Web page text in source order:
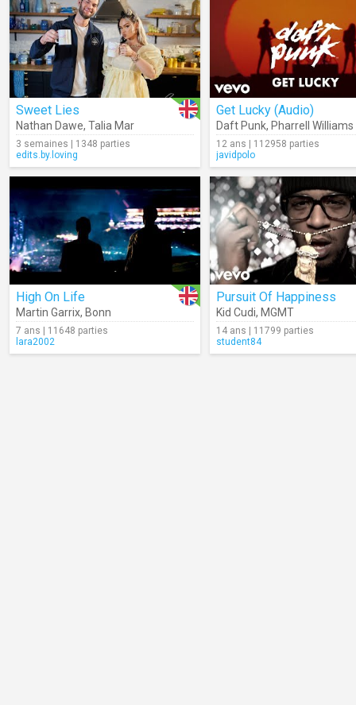
Sweet Lies
Nathan Dawe, Talia Mar
3 semaines | 1348 parties
edits.by.loving
Get Lucky (Audio)
Daft Punk, Pharrell Williams
12 ans | 112958 parties
javidpolo
High On Life
Martin Garrix, Bonn
7 ans | 11648 parties
lara2002
Pursuit Of Happiness
Kid Cudi, MGMT
14 ans | 11799 parties
student84